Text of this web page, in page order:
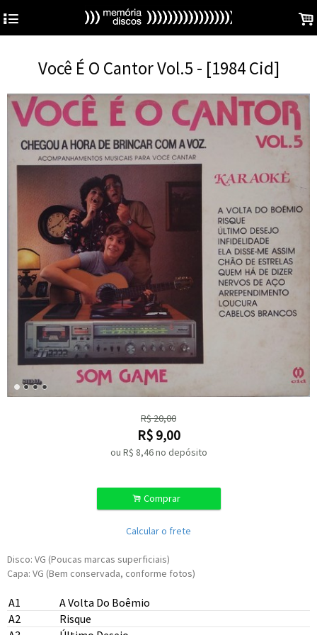
4 .
Você É O Cantor Vol.5 - [1984 Cid]
R$20,00
R$ 9,00
ou R$ 8,46no depósito
. Comprar
Calcular o frete
Disco: VG (Poucas marcas superficiais)
Capa: VG (Bem conservada, conforme fotos)
A1
A Volta Do Boêmio
A2
Risque